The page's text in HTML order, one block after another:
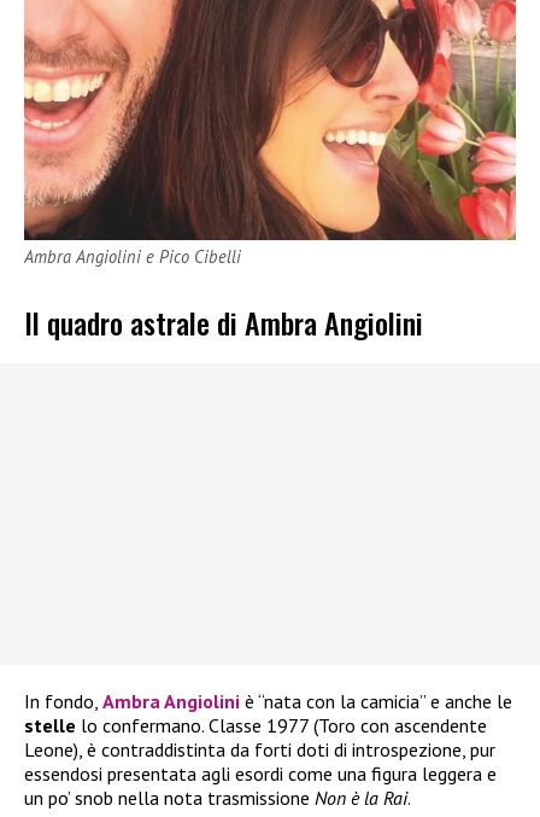
Ambra Angiolini e Pico Cibelli
Il quadro astrale di Ambra Angiolini
In fondo, Ambra Angiolini è “nata con la camicia” e anche le
stelle lo confermano. Classe 1977 (Toro con ascendente
Leone), è contraddistinta da forti doti di introspezione, pur
essendosi presentata agli esordi come una figura leggera e
un po’ snob nella nota trasmissione Non è la Rai.